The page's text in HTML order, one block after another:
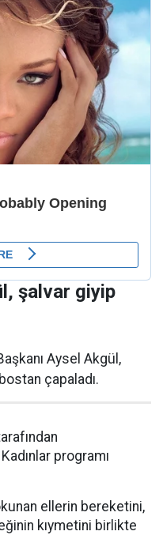
şalvar giyip
Aysel Akgül,
çapaladı.
programı
ellerin bereketini,
kıymetini birlikte